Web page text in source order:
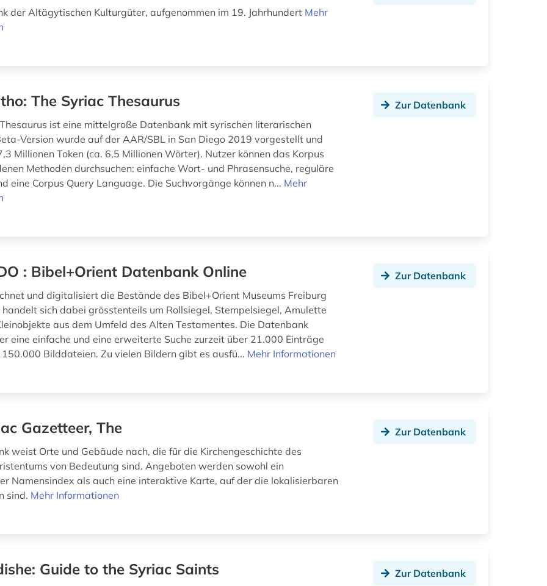
der Altägytischen Kulturgüter, aufgenommen im 19. Jahrhundert Mehr
The Syriac Thesaurus
ist eine mittelgroße Datenbank mit syrischen literarischen
Version wurde auf der AAR/SBL in San Diego 2019 vorgestellt und
Millionen Token (ca. 6,5 Millionen Wörter). Nutzer können das Korpus
Methoden durchsuchen: einfache Wort- und Phrasensuche, reguläre
eine Corpus Query Language. Die Suchvorgänge können n... Mehr
Zur Datenbank
: Bibel+Orient Datenbank Online
und digitalisiert die Bestände des Bibel+Orient Museums Freiburg
handelt sich dabei grösstenteils um Rollsiegel, Stempelsiegel, Amulette
aus dem Umfeld des Alten Testamentes. Die Datenbank
eine einfache und eine erweiterte Suche zurzeit über 21.000 Einträge
Bilddateien. Zu vielen Bildern gibt es ausfü... Mehr Informationen
Zur Datenbank
Gazetteer, The
weist Orte und Gebäude nach, die für die Kirchengeschichte des
von Bedeutung sind. Angeboten werden sowohl ein
Namensindex als auch eine interaktive Karte, auf der die lokalisierbaren
sind. Mehr Informationen
Zur Datenbank
Guide to the Syriac Saints Zur Datenbank